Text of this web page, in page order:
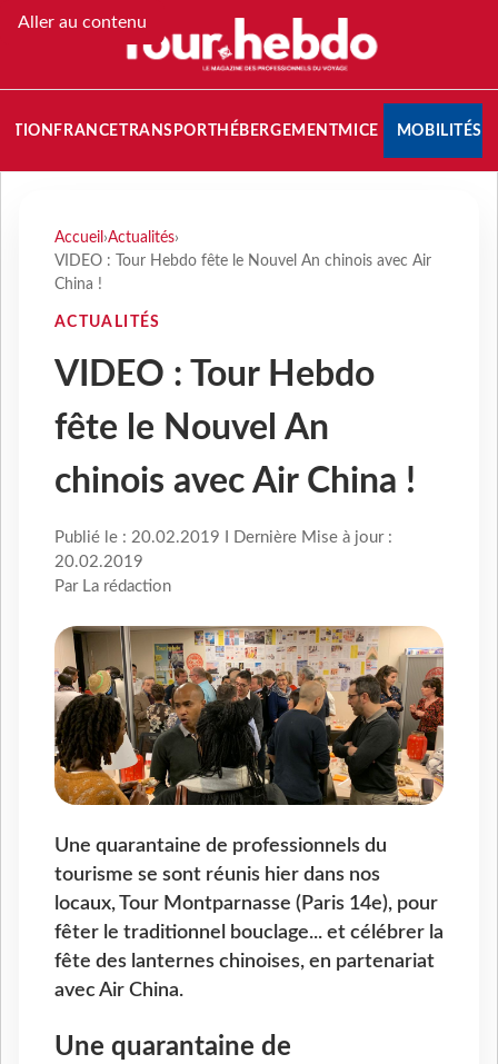
Aller au contenu
FRANCETRANSPORT HÉBERGEMENTMICE MOBILITÉS
Accueil ›Actualités›
VIDEO : Tour Hebdo fête le Nouvel An chinois avec Air
China !
ACTUALITÉS
VIDEO : Tour Hebdo
fête le Nouvel An
chinois avec Air China !
Publié le : 20.02.2019 I Dernière Mise à jour :
20.02.2019
Par La rédaction
Une quarantaine de professionnels du
tourisme se sont réunis hier dans nos
locaux, Tour Montparnasse (Paris 14e), pour
fêter le traditionnel bouclage... et célébrer la
fête des lanternes chinoises, en partenariat
avec Air China.
Une quarantaine de